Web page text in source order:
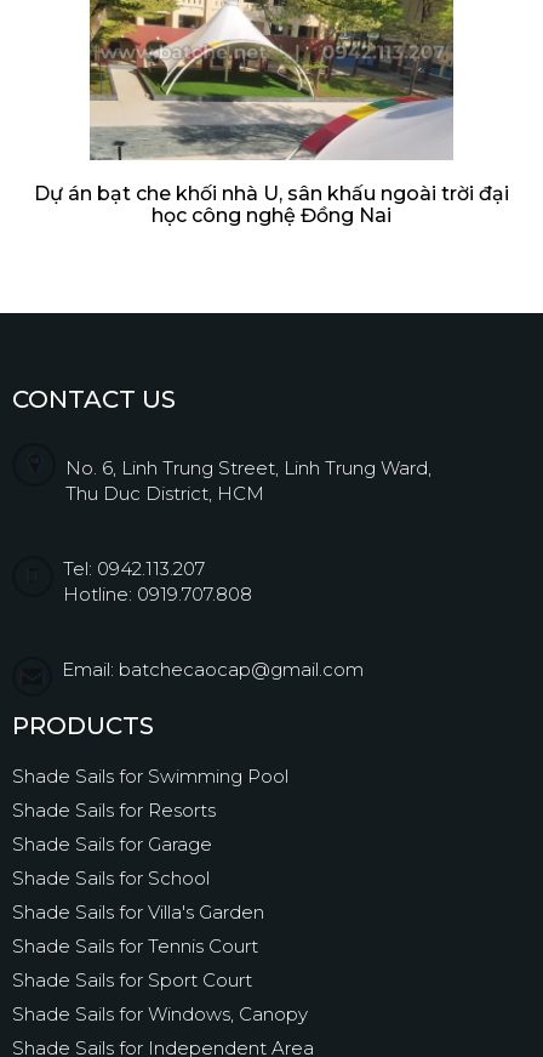
Dự án bạt che khối nhà U, sân khấu ngoài trời đại
học công nghệ Đồng Nai
CONTACT US
No. 6, Linh Trung Street, Linh Trung Ward,
Thu Duc District, HCM
Tel: 0942.113.207
Hotline: 0919.707.808
Email: batchecaocap@gmail.com
PRODUCTS
Shade Sails for Swimming Pool
Shade Sails for Resorts
Shade Sails for Garage
Shade Sails for School
Shade Sails for Villa's Garden
Shade Sails for Tennis Court
Shade Sails for Sport Court
Shade Sails for Windows, Canopy
Shade Sails for Independent Area